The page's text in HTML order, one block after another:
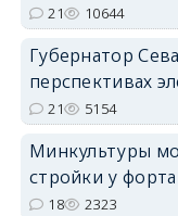
21 10644
Губернатор
перспективах
21 5154
Минкультуры
стройки у
18 2323